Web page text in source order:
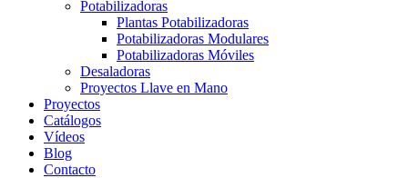
Potabilizadoras
Plantas Potabilizadoras
Potabilizadoras Modulares
Potabilizadoras Móviles
Desaladoras
Proyectos Llave en Mano
Proyectos
Catálogos
Vídeos
Blog
Contacto